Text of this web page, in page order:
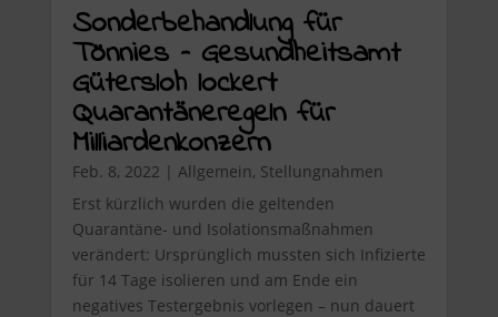
Sonderbehandlung für
Tönnies – Gesundheitsamt
Gütersloh lockert
Quarantäneregeln für
Milliardenkonzern
Feb. 8, 2022 | Allgemein, Stellungnahmen
Erst kürzlich wurden die geltenden
Quarantäne- und Isolationsmaßnahmen
verändert: Ursprünglich mussten sich Infizierte
für 14 Tage isolieren und am Ende ein
negatives Testergebnis vorlegen – nun dauert